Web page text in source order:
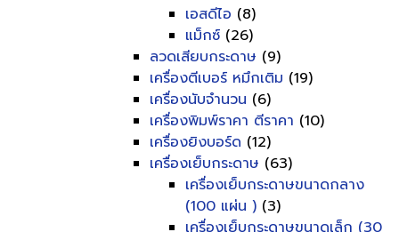
เอสดีไอ (8)
แม็กซ์ (26)
ลวดเสียบกระดาษ (9)
เครื่องตีเบอร์ หมึกเติม (19)
เครื่องนับจำนวน (6)
เครื่องพิมพ์ราคา ตีราคา (10)
เครื่องยิงบอร์ด (12)
เครื่องเย็บกระดาษ (63)
เครื่องเย็บกระดาษขนาดกลาง
(100 แผ่น ) (3)
เครื่องเย็บกระดาษขนาดเล็ก (30